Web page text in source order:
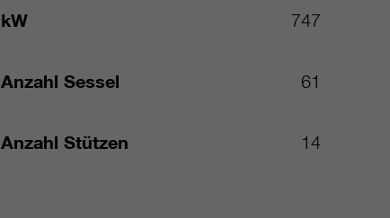
kW 747
Anzahl Sessel 61
Anzahl Stützen 14